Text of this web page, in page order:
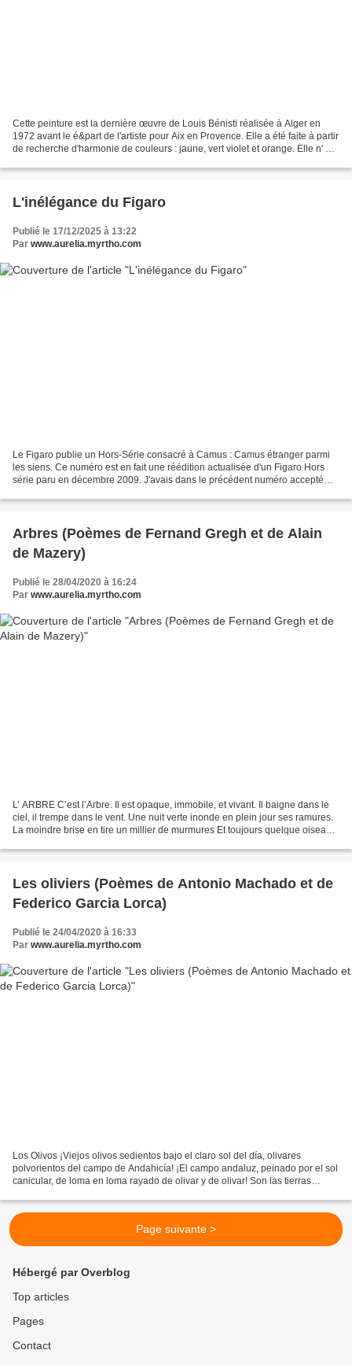
Cette peinture est la dernière œuvre de Louis Bénisti réalisée à Alger en
1972 avant le é&part de l'artiste pour Aix en Provence. Elle a été faite à partir
de recherche d'harmonie de couleurs : jaune, vert violet et orange. Elle n' a
L'inélégance du Figaro
Publié le 17/12/2025 à 13:22
Par www.aurelia.myrtho.com
Le Figaro publie un Hors-Série consacré à Camus : Camus étranger parmi
les siens. Ce numéro est en fait une réédition actualisée d'un Figaro Hors
série paru en décembre 2009. J'avais dans le précédent numéro accepté
Arbres (Poèmes de Fernand Gregh et de Alain
de Mazery)
Publié le 28/04/2020 à 16:24
Par www.aurelia.myrtho.com
L’ ARBRE C’est l’Arbre. Il est opaque, immobile, et vivant. Il baigne dans le
ciel, il trempe dans le vent. Une nuit verte inonde en plein jour ses ramures.
La moindre brise en tire un millier de murmures Et toujours quelque oiseau
Les oliviers (Poèmes de Antonio Machado et de
Federico Garcia Lorca)
Publié le 24/04/2020 à 16:33
Par www.aurelia.myrtho.com
Los Olivos ¡Viejos olivos sedientos bajo el claro sol del día, olivares
polvorientos del campo de Andahicía! ¡El campo andaluz, peinado por el sol
canicular, de loma en loma rayado de olivar y de olivar! Son las tierras
Page suivante >
Hébergé par Overblog
Top articles
Pages
Contact